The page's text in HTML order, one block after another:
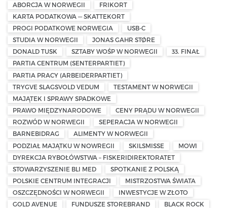
ABORCJA W NORWEGII
FRIKORT
KARTA PODATKOWA — SKATTEKORT
PROGI PODATKOWE NORWEGIA
USB-C
STUDIA W NORWEGII
JONAS GAHR STØRE
DONALD TUSK
SZTABY WOŚP W NORWEGII
33. FINAŁ
PARTIA CENTRUM (SENTERPARTIET)
PARTIA PRACY (ARBEIDERPARTIET)
TRYGVE SLAGSVOLD VEDUM
TESTAMENT W NORWEGII
MAJĄTEK I SPRAWY SPADKOWE
PRAWO MIĘDZYNARODOWE
CENY PRĄDU W NORWEGII
ROZWÓD W NORWEGII
SEPERACJA W NORWEGII
BARNEBIDRAG
ALIMENTY W NORWEGII
PODZIAŁ MAJĄTKU W NOWREGII
SKILSMISSE
MOWI
DYREKCJA RYBOŁÓWSTWA – FISKERIDIREKTORATET
STOWARZYSZENIE BLI MED
SPOTKANIE Z POLSKĄ
POLSKIE CENTRUM INTEGRACJI
MISTRZOSTWA ŚWIATA
OSZCZĘDNOŚCI W NORWEGII
INWESTYCJE W ZŁOTO
GOLD AVENUE
FUNDUSZE STOREBRAND
BLACK ROCK